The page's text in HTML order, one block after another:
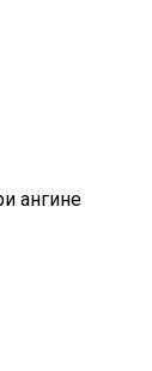
ангине